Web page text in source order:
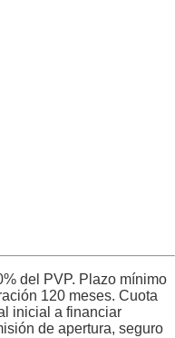
del PVP. Plazo mínimo
120 meses. Cuota
inicial a financiar
de apertura, seguro